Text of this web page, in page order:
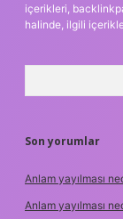
içerikleri,
halinde, ilgili
Son yorumlar
Anlam yayılması
Anlam yayılması